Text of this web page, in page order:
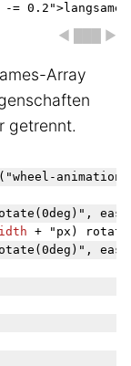
◀ ███ ▶
Array
getrennt.
+ "px)